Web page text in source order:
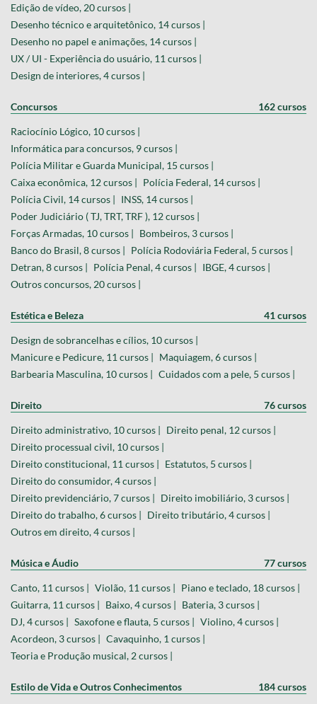
Edição de vídeo, 20 cursos |
Desenho técnico e arquitetônico, 14 cursos |
Desenho no papel e animações, 14 cursos |
UX / UI - Experiência do usuário, 11 cursos |
Design de interiores, 4 cursos |
Concursos 162 cursos
Raciocínio Lógico, 10 cursos |
Informática para concursos, 9 cursos |
Polícia Militar e Guarda Municipal, 15 cursos |
Caixa econômica, 12 cursos | Polícia Federal, 14 cursos |
Polícia Civil, 14 cursos | INSS, 14 cursos |
Poder Judiciário ( TJ, TRT, TRF ), 12 cursos |
Forças Armadas, 10 cursos | Bombeiros, 3 cursos |
Banco do Brasil, 8 cursos | Polícia Rodoviária Federal, 5 cursos |
Detran, 8 cursos | Polícia Penal, 4 cursos | IBGE, 4 cursos |
Outros concursos, 20 cursos |
Estética e Beleza 41 cursos
Design de sobrancelhas e cílios, 10 cursos |
Manicure e Pedicure, 11 cursos | Maquiagem, 6 cursos |
Barbearia Masculina, 10 cursos | Cuidados com a pele, 5 cursos |
Direito 76 cursos
Direito administrativo, 10 cursos | Direito penal, 12 cursos |
Direito processual civil, 10 cursos |
Direito constitucional, 11 cursos | Estatutos, 5 cursos |
Direito do consumidor, 4 cursos |
Direito previdenciário, 7 cursos | Direito imobiliário, 3 cursos |
Direito do trabalho, 6 cursos | Direito tributário, 4 cursos |
Outros em direito, 4 cursos |
Música e Áudio 77 cursos
Canto, 11 cursos | Violão, 11 cursos | Piano e teclado, 18 cursos |
Guitarra, 11 cursos | Baixo, 4 cursos | Bateria, 3 cursos |
DJ, 4 cursos | Saxofone e flauta, 5 cursos | Violino, 4 cursos |
Acordeon, 3 cursos | Cavaquinho, 1 cursos |
Teoria e Produção musical, 2 cursos |
Estilo de Vida e Outros Conhecimentos 184 cursos